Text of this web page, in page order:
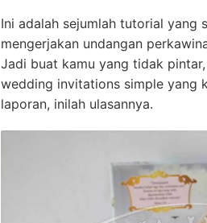
Ini adalah sejumlah tutorial yang
mengerjakan undangan
Jadi buat kamu yang tidak
wedding invitations simple yang
laporan, inilah ulasannya.